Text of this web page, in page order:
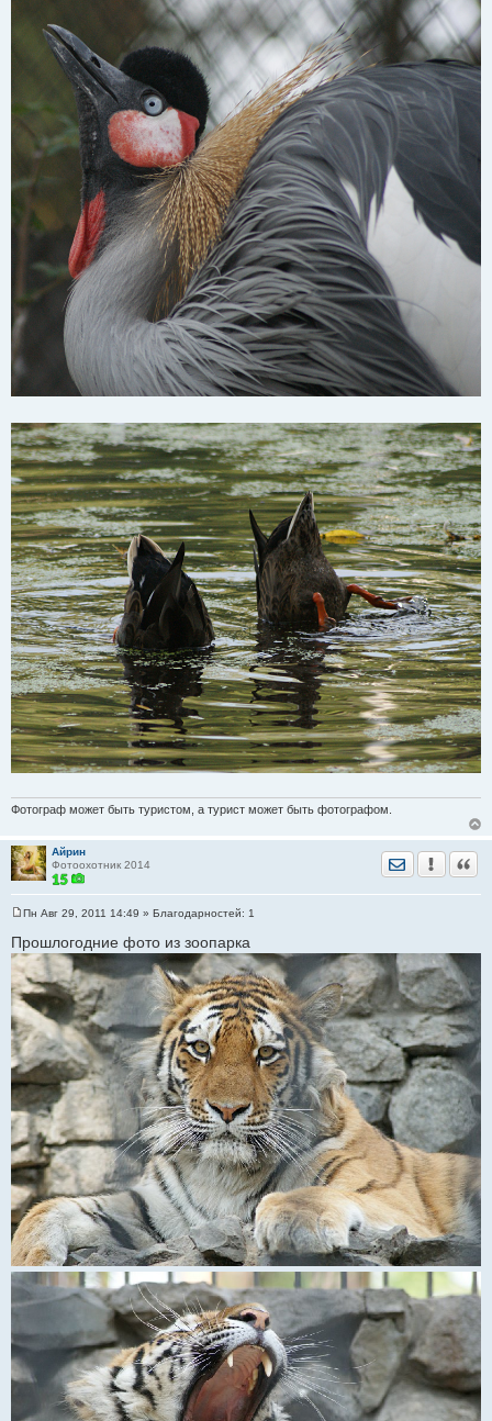
Фотограф может быть туристом, а турист может быть фотографом.
Айрин
Фотоохотник 2014
Отправить
о
щ
е
н
е
Пн Авг 29, 2011 14:49 » Благодарностей: 1
Прошлогодние фото из зоопарка